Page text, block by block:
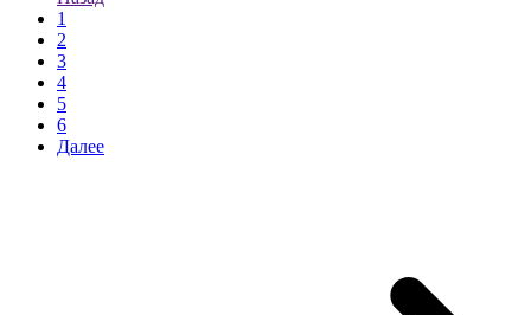
1
2
3
4
5
6
Далее